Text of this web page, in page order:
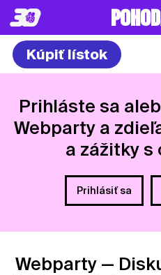
Kúpiť lístok
Prihláste sa
Webparty a
a zážitky s
Prihlásiť sa
Webparty —